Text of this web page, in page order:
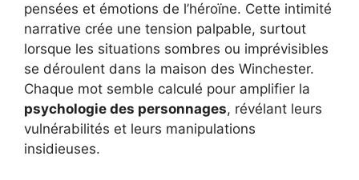
pensées et émotions de l’héroïne. Cette intimité
narrative crée une tension palpable, surtout
lorsque les situations sombres ou imprévisibles
se déroulent dans la maison des Winchester.
Chaque mot semble calculé pour amplifier la
psychologie des personnages, révélant leurs
vulnérabilités et leurs manipulations
insidieuses.